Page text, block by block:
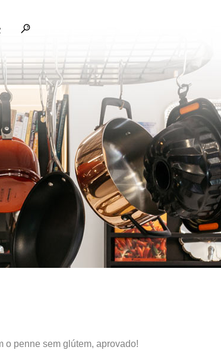
o penne sem glútem, aprovado!